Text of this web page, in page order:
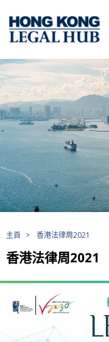
主頁 > 香港法律周2021
香港法律周2021